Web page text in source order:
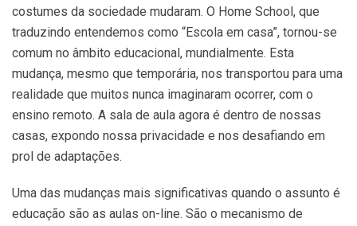
costumes da sociedade mudaram. O Home School, que
traduzindo entendemos como “Escola em casa”, tornou-se
comum no âmbito educacional, mundialmente. Esta
mudança, mesmo que temporária, nos transportou para uma
realidade que muitos nunca imaginaram ocorrer, com o
ensino remoto. A sala de aula agora é dentro de nossas
casas, expondo nossa privacidade e nos desafiando em
prol de adaptações.
Uma das mudanças mais significativas quando o assunto é
educação são as aulas on-line. São o mecanismo de